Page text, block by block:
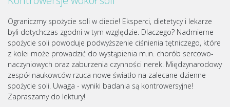
Ograniczmy spożycie soli w diecie! Eksperci, dietetycy i lekarze
byli dotychczas zgodni w tym względzie. Dlaczego? Nadmierne
spożycie soli powoduje podwyższenie ciśnienia tętniczego, które
z kolei może prowadzić do wystąpienia m.in. chorób sercowo-
naczyniowych oraz zaburzenia czynności nerek. Międzynarodowy
zespół naukowców rzuca nowe światło na zalecane dzienne
spożycie soli. Uwaga - wyniki badania są kontrowersyjne!
Zapraszamy do lektury!